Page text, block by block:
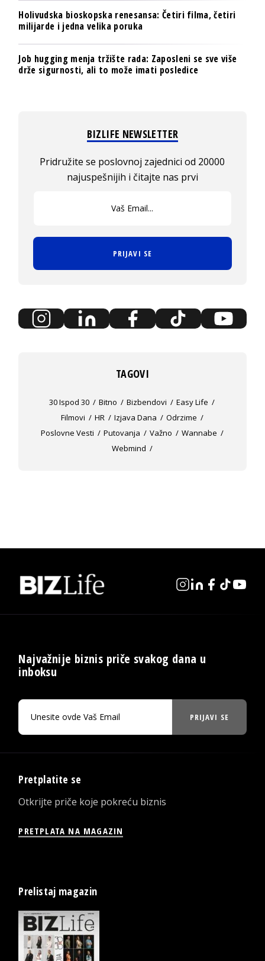
Holivudska bioskopska renesansa: Četiri filma, četiri
milijarde i jedna velika poruka
Job hugging menja tržište rada: Zaposleni se sve više
drže sigurnosti, ali to može imati posledice
BIZLIFE NEWSLETTER
Pridružite se poslovnoj zajednici od 20000
najuspešnijih i čitajte nas prvi
PRIJAVI SE
TAGOVI
30 Ispod 30 Bitno Bizbendovi
Easy Life
Filmovi
HR Izjava Dana
Odrzime
Poslovne Vesti
Putovanja Važno
Wannabe
Webmind
Najvažnije biznis priče svakog dana u
inboksu
PRIJAVI SE
Pretplatite se
Otkrijte priče koje pokreću biznis
PRETPLATA NA MAGAZIN
Prelistaj magazin